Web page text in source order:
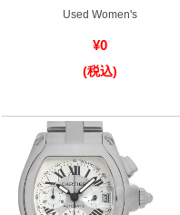
English
繁體中文
ภาษาไทย
Used Women's
¥0
(税込)